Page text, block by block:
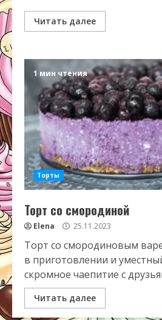
Читать далее
1 мин чтения
Торты
Торт со смородиной
Elena 25.11.2023
Торт со смородиновым
в приготовлении и
скромное чаепитие с
Читать далее